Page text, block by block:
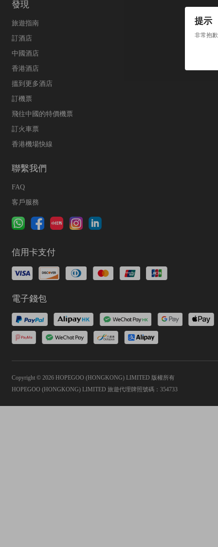
提示
非常抱
發現
旅遊指南
訂酒店
中國酒店
香港酒店
搵到更多酒店
訂機票
飛往中國的特價機票
訂火車票
香港機場快線
聯繫我們
FAQ
客戶服務
信用卡支付
電子錢包
Copyright © 2026 HOPEGOO (HONGKONG) LIMITED 版權所有
HOPEGOO (HONGKONG) LIMITED 旅遊代理牌照號碼：354733